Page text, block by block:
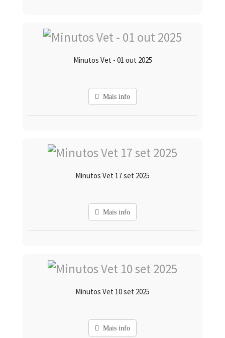
Minutos Vet - 01 out 2025
Mais info
Minutos Vet 17 set 2025
Mais info
Minutos Vet 10 set 2025
Mais info